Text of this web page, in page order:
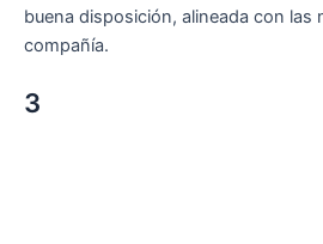
buena disposición, alineada con las
compañía.
3